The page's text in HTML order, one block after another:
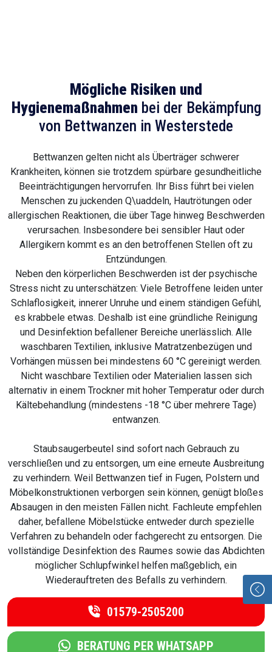
Mögliche Risiken und
Hygienemaßnahmen bei der Bekämpfung
von Bettwanzen in Westerstede
Bettwanzen gelten nicht als Überträger schwerer
Krankheiten, können sie trotzdem spürbare gesundheitliche
Beeinträchtigungen hervorrufen. Ihr Biss führt bei vielen
Menschen zu juckenden Q\uaddeln, Hautrötungen oder
allergischen Reaktionen, die über Tage hinweg Beschwerden
verursachen. Insbesondere bei sensibler Haut oder
Allergikern kommt es an den betroffenen Stellen oft zu
Entzündungen.
Neben den körperlichen Beschwerden ist der psychische
Stress nicht zu unterschätzen: Viele Betroffene leiden unter
Schlaflosigkeit, innerer Unruhe und einem ständigen Gefühl,
es krabbele etwas. Deshalb ist eine gründliche Reinigung
und Desinfektion befallener Bereiche unerlässlich. Alle
waschbaren Textilien, inklusive Matratzenbezügen und
Vorhängen müssen bei mindestens 60 °C gereinigt werden.
Nicht waschbare Textilien oder Materialien lassen sich
alternativ in einem Trockner mit hoher Temperatur oder durch
Kältebehandlung (mindestens -18 °C über mehrere Tage)
entwanzen.
Staubsaugerbeutel sind sofort nach Gebrauch zu
verschließen und zu entsorgen, um eine erneute Ausbreitung
zu verhindern. Weil Bettwanzen tief in Fugen, Polstern und
Möbelkonstruktionen verborgen sein können, genügt bloßes
Absaugen in den meisten Fällen nicht. Fachleute empfehlen
daher, befallene Möbelstücke entweder durch spezielle
Verfahren zu behandeln oder fachgerecht zu entsorgen. Die
vollständige Desinfektion des Raumes sowie das Abdichten
möglicher Schlupfwinkel helfen maßgeblich, ein
Wiederauftreten des Befalls zu verhindern.
01579-2505200
BERATUNG PER WHATSAPP